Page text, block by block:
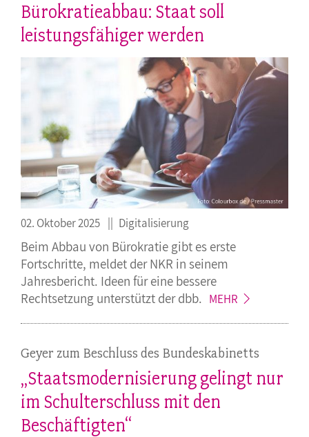
Bürokratieabbau: Staat soll
leistungsfähiger werden
02. Oktober 2025 Digitalisierung
Beim Abbau von Bürokratie gibt es erste
Fortschritte, meldet der NKR in seinem
Jahresbericht. Ideen für eine bessere
Rechtsetzung unterstützt derdbb. MEHR
Geyer zum Beschluss des Bundeskabinetts
„Staatsmodernisierung gelingt nur
im Schulterschluss mit den
Beschäftigten“